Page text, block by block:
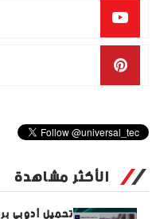
الأكثر مشاهدة